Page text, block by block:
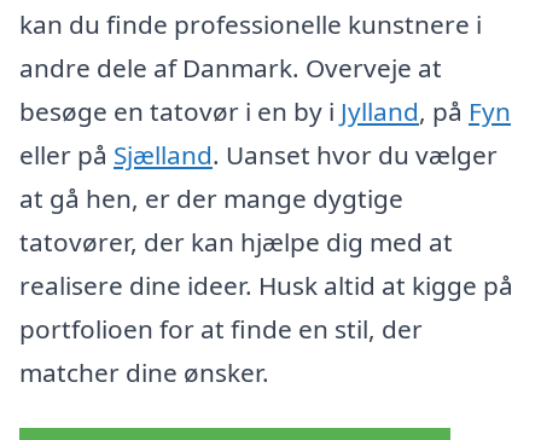
kan du finde professionelle kunstnere i
andre dele af Danmark. Overveje at
besøge en tatovør i en by i Jylland, på Fyn
eller på Sjælland. Uanset hvor du vælger
at gå hen, er der mange dygtige
tatovører, der kan hjælpe dig med at
realisere dine ideer. Husk altid at kigge på
portfolioen for at finde en stil, der
matcher dine ønsker.